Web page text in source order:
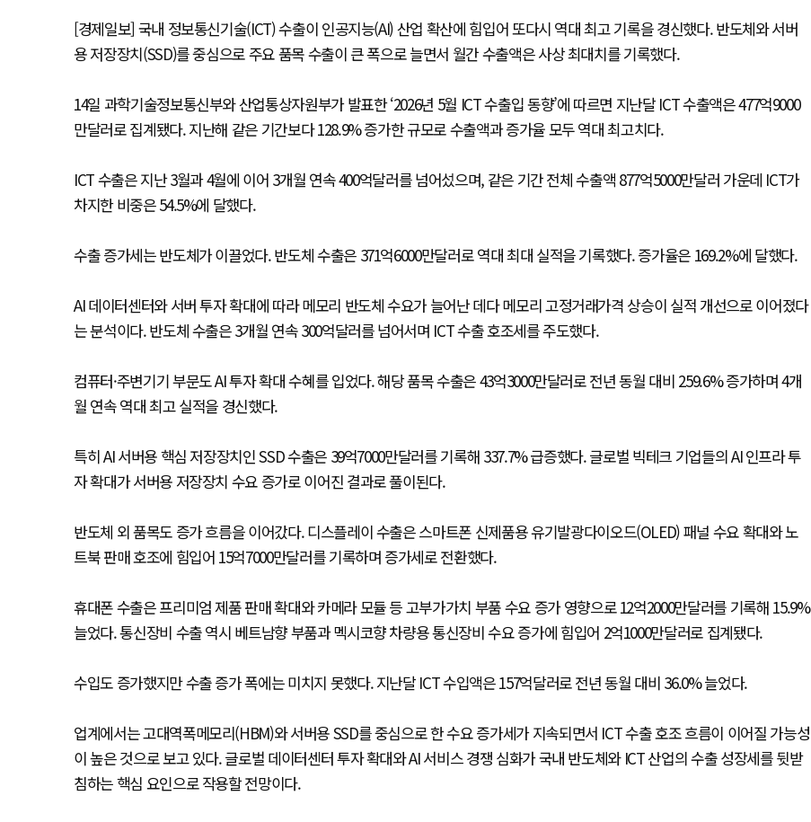
[경제일보] 국내 정보통신기술(ICT) 수출이 인공지능(AI) 산업 확산에 힘입어 또다시 역대 최고 기록을 경신했다. 반도체와 서버
용 저장장치(SSD)를 중심으로 주요 품목 수출이 큰 폭으로 늘면서 월간 수출액은 사상 최대치를 기록했다.
14일 과학기술정보통신부와 산업통상자원부가 발표한 ‘2026년 5월 ICT 수출입 동향’에 따르면 지난달 ICT 수출액은 477억9000
만달러로 집계됐다. 지난해 같은 기간보다 128.9% 증가한 규모로 수출액과 증가율 모두 역대 최고치다.
ICT 수출은 지난 3월과 4월에 이어 3개월 연속 400억달러를 넘어섰으며, 같은 기간 전체 수출액 877억5000만달러 가운데 ICT가
차지한 비중은 54.5%에 달했다.
수출 증가세는 반도체가 이끌었다. 반도체 수출은 371억6000만달러로 역대 최대 실적을 기록했다. 증가율은 169.2%에 달했다.
AI 데이터센터와 서버 투자 확대에 따라 메모리 반도체 수요가 늘어난 데다 메모리 고정거래가격 상승이 실적 개선으로 이어졌다
는 분석이다. 반도체 수출은 3개월 연속 300억달러를 넘어서며 ICT 수출 호조세를 주도했다.
컴퓨터·주변기기 부문도 AI 투자 확대 수혜를 입었다. 해당 품목 수출은 43억3000만달러로 전년 동월 대비 259.6% 증가하며 4개
월 연속 역대 최고 실적을 경신했다.
특히 AI 서버용 핵심 저장장치인 SSD 수출은 39억7000만달러를 기록해 337.7% 급증했다. 글로벌 빅테크 기업들의 AI 인프라 투
자 확대가 서버용 저장장치 수요 증가로 이어진 결과로 풀이된다.
반도체 외 품목도 증가 흐름을 이어갔다. 디스플레이 수출은 스마트폰 신제품용 유기발광다이오드(OLED) 패널 수요 확대와 노
트북 판매 호조에 힘입어 15억7000만달러를 기록하며 증가세로 전환했다.
휴대폰 수출은 프리미엄 제품 판매 확대와 카메라 모듈 등 고부가가치 부품 수요 증가 영향으로 12억2000만달러를 기록해 15.9%
늘었다. 통신장비 수출 역시 베트남향 부품과 멕시코향 차량용 통신장비 수요 증가에 힘입어 2억1000만달러로 집계됐다.
수입도 증가했지만 수출 증가 폭에는 미치지 못했다. 지난달 ICT 수입액은 157억달러로 전년 동월 대비 36.0% 늘었다.
업계에서는 고대역폭메모리(HBM)와 서버용 SSD를 중심으로 한 수요 증가세가 지속되면서 ICT 수출 호조 흐름이 이어질 가능성
이 높은 것으로 보고 있다. 글로벌 데이터센터 투자 확대와 AI 서비스 경쟁 심화가 국내 반도체와 ICT 산업의 수출 성장세를 뒷받
침하는 핵심 요인으로 작용할 전망이다.